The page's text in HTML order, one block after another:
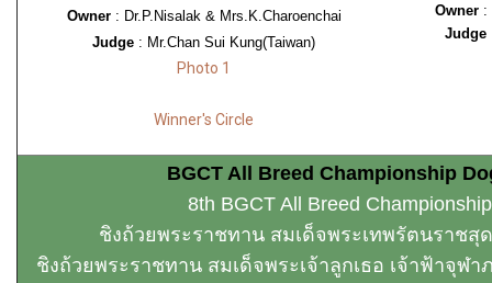
Owner : Dr.P.Nisalak & Mrs.K.Charoenchai
Judge : Mr.Chan Sui Kung(Taiwan)
Photo 1
Owner :
Judge
Winner's Circle
BGCT All Breed Championship
8th BGCT All Breed
ชิงถ้วยพระราชทาน สมเด็จพระเทพรัตนราชสุ
ชิงถ้วยพระราชทาน สมเด็จพระเจ้าลูกเธอ เจ้าฟ้าจุ